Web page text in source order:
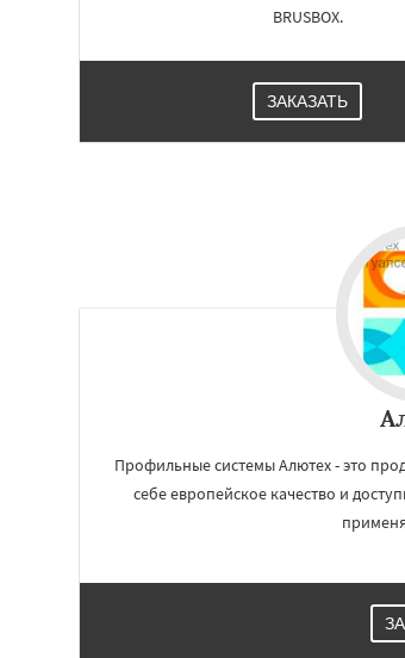
BRUSBOX.
ЗАКАЗАТЬ
Профильные системы Алютех - это
себе европейское качество и